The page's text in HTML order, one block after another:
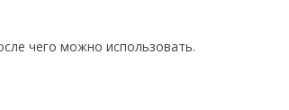
чего можно использовать.